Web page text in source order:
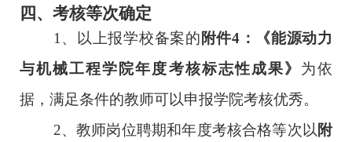
四、考核等次确定
1 、 以上报学校备案的 附件4：
《能源动力
与机械工程学院年度考核标志性成果》 为依
据 ， 满足条件的教师可以申报学院考核优秀。
2、教师岗位聘期和年度考核合格等次 以 附